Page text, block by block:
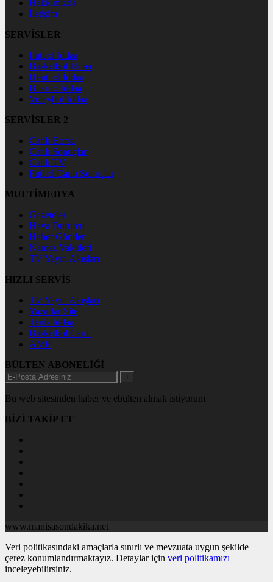
Hakkımızda
İletişim
SERVİSLER
Futbol İddaa
Basketbol İddaa
Hentbol İddaa
Bilardo İddaa
Voleybol İddaa
SERVİSLER 2
Canlı Borsa
Canlı Sonuçlar
Canlı TV
Futbol Canlı Sonuçlar
MULTİMEDYA
Gazeteler
Hava Durumu
Haber Gönder
Namaz Vakitleri
TV Yayın Akışları
HIZLI SERVİS
TV Yayın Akışları
Yazarlar Site
Tenis İddaa
Basketbol Canlı
AMP
BÜLTEN ABONELİĞİ
+
Bu web sitesinden haber ve ebülten almak istiyorum
BİZİ TAKİP ET
www.manisasondakika.net
Veri politikasındaki amaçlarla sınırlı ve mevzuata uygun şekilde
çerez konumlandırmaktayız. Detaylar için veri politikamızı
inceleyebilirsiniz.